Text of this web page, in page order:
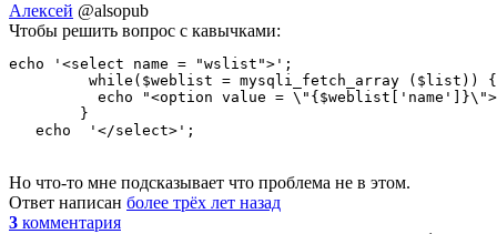
Алексей @alsopub
Чтобы решить вопрос с кавычками:
echo '<select name = "wslist">';
while($weblist = mysqli_fetch_array
echo "<option value =
        }
   echo  '</select>';
Но что-то мне подсказывает что проблема не в этом.
Ответ написан более трёх лет назад
3 комментария